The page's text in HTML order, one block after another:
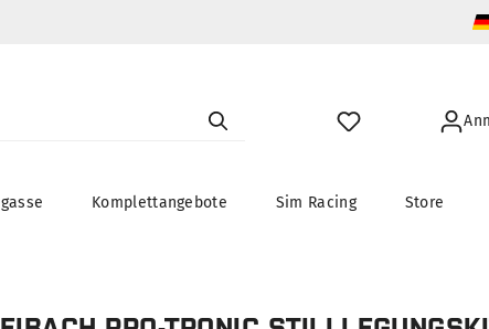
Komplettangebote Sim Racing Store